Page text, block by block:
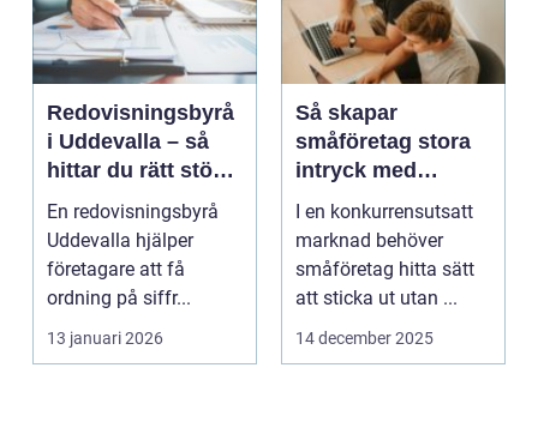
Redovisningsbyrå
i Uddevalla – så
hittar du rätt stöd
för företagets
ekonomi
En redovisningsbyrå
Uddevalla hjälper
företagare att få
ordning på siffr...
13 januari 2026
Så skapar
småföretag stora
intryck med
kreativ
marknadsföring
I en konkurrensutsatt
marknad behöver
småföretag hitta sätt
att sticka ut utan ...
14 december 2025